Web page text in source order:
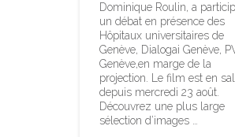
Dominique Roulin, a
un débat en présence des
Hôpitaux universitaires de
Genève, Dialogai Genève,
Genève,en marge de la
projection. Le film est en
depuis mercredi 23 août.
Découvrez une plus large
sélection d’images …